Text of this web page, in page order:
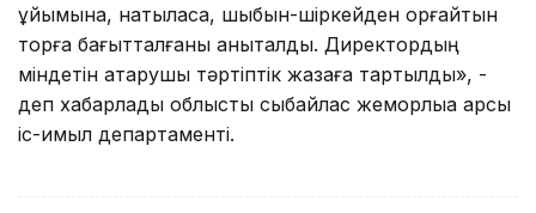
ұйымына, нақтыласақ, шыбын-шіркейден қорғайтын
торға бағытталғаны анықталды. Директордың
міндетін атқарушы тәртіптік жазаға тартылды», -
деп хабарлады облыстық сыбайлас жемқорлыққа қарсы
іс-қимыл департаменті.